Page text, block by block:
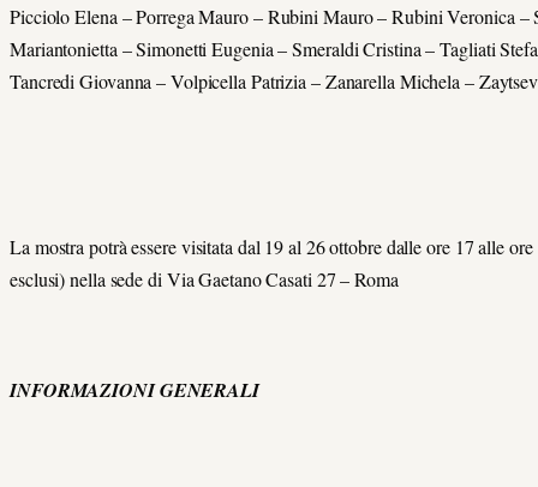
Picciolo Elena – Porrega Mauro – Rubini Mauro – Rubini Veronica –
Mariantonietta – Simonetti Eugenia – Smeraldi Cristina – Tagliati
Tancredi Giovanna – Volpicella Patrizia – Zanarella Michela –
La mostra potrà essere visitata dal 19 al 26 ottobre dalle ore 17 alle
esclusi) nella sede di Via Gaetano Casati 27 – Roma
INFORMAZIONI GENERALI